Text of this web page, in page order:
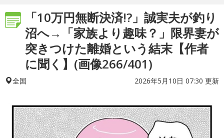
「10万円無断決済!?」誠実夫が釣り
沼へ→「家族より趣味？」限界妻が
突きつけた離婚という結末【作者
に聞く】(画像266/401)
全国 2026年5月10日 07:30 更新